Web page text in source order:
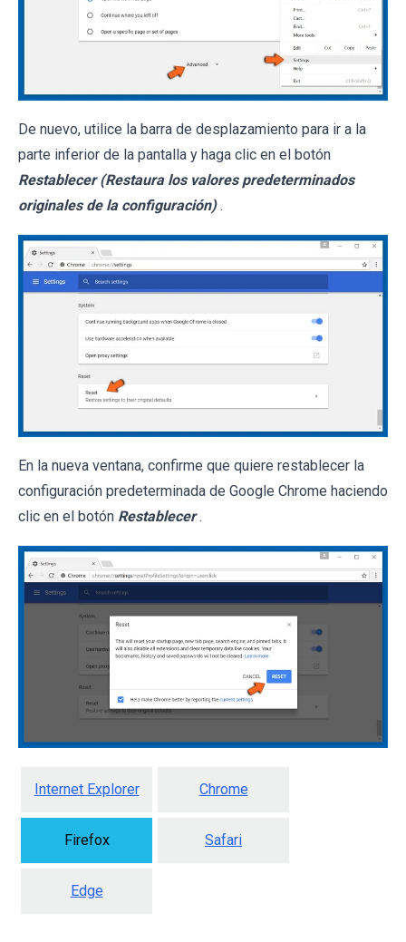
De nuevo, utilice la barra de desplazamiento para ir a la
parte inferior de la pantalla y haga clic en el botón
Restablecer (Restaura los valores predeterminados
originales de la configuración) .
En la nueva ventana, confirme que quiere restablecer la
configuración predeterminada de Google Chrome haciendo
clic en el botón Restablecer .
Internet Explorer Chrome
Firefox Safari
Edge